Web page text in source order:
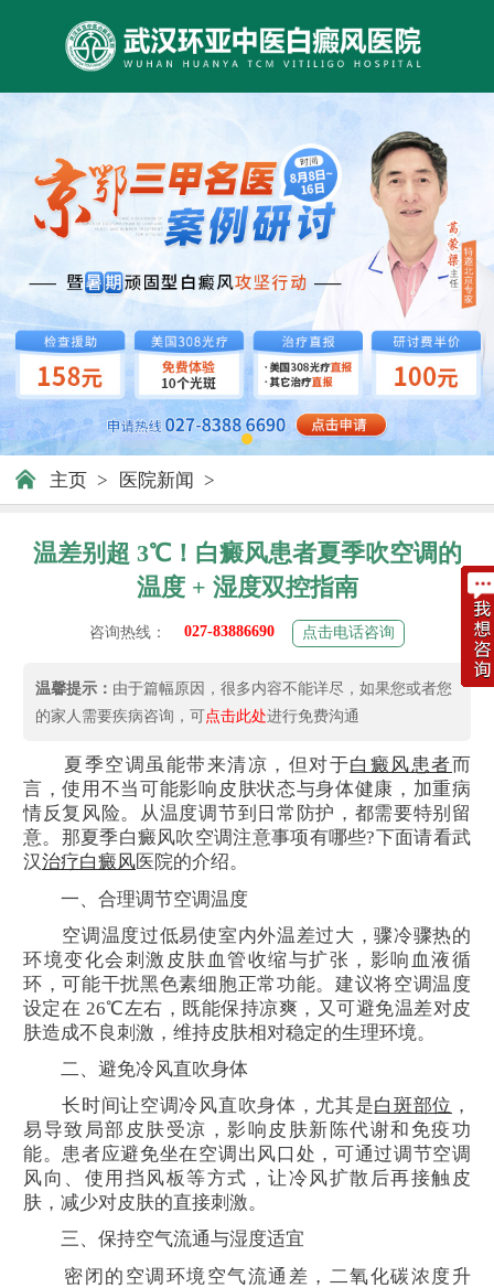
主页 > 医院新闻 >
温差别超 3℃！白癜风患者夏季吹空调的
温度 + 湿度双控指南
咨询热线： 027-83886690 点击电话咨询
温馨提示： 由于篇幅原因，很多内容不能详尽，如果您或者您
的家人需要疾病咨询，可点击此处进行免费沟通
夏季空调虽能带来清凉，但对于白癜风患者而
言，使用不当可能影响皮肤状态与身体健康，加重病
情反复风险。从温度调节到日常防护，都需要特别留
意。那夏季白癜风吹空调注意事项有哪些?下面请看武
汉治疗白癜风医院的介绍。
一、合理调节空调温度
空调温度过低易使室内外温差过大，骤冷骤热的
环境变化会刺激皮肤血管收缩与扩张，影响血液循
环，可能干扰黑色素细胞正常功能。建议将空调温度
设定在 26℃左右，既能保持凉爽，又可避免温差对皮
肤造成不良刺激，维持皮肤相对稳定的生理环境。
二、避免冷风直吹身体
长时间让空调冷风直吹身体，尤其是白斑部位 ，
易导致局部皮肤受凉，影响皮肤新陈代谢和免疫功
能。患者应避免坐在空调出风口处，可通过调节空调
风向、使用挡风板等方式，让冷风扩散后再接触皮
肤，减少对皮肤的直接刺激。
三、保持空气流通与湿度适宜
密闭的空调环境空气流通差，二氧化碳浓度升